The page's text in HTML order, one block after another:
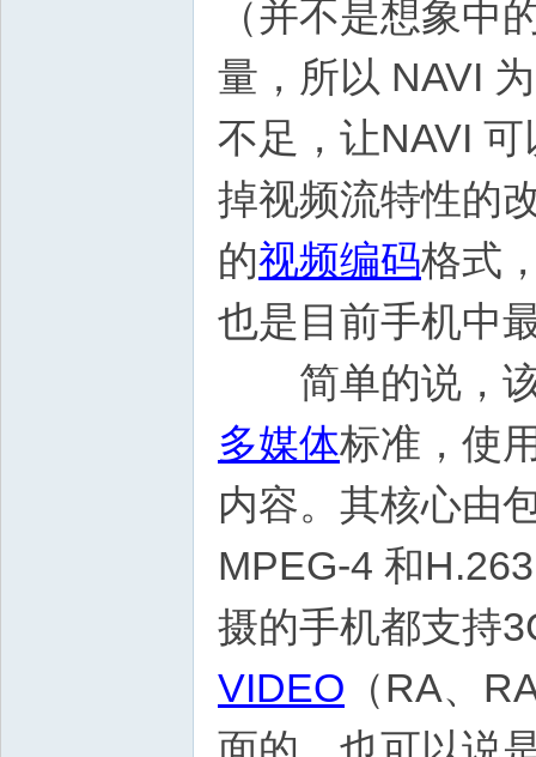
（并不是想象中
量，所以 NAVI
不足，让NAVI
掉视频流特性
的视频编码格式
也是目前手机中
简单的说，该
多媒体标准，使
内容。其核心由
MPEG-4 和
摄的手机都支
VIDEO （RA、